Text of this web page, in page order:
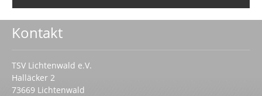
Kontakt
TSV Lichtenwald e.V.
Halläcker 2
73669 Lichtenwald